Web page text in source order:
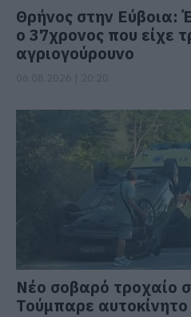
Θρήνος στην Εύβοια:
ο 37χρονος που είχε
αγριογούρουνο
Νέο σοβαρό τροχαίο
Τούμπαρε αυτοκίνητο